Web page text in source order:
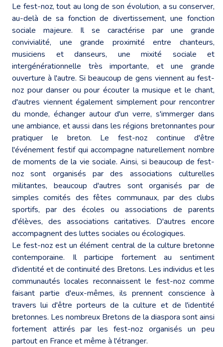
Le fest-noz, tout au long de son évolution, a su conserver,
au-delà de sa fonction de divertissement, une fonction
sociale majeure. Il se caractérise par une grande
convivialité, une grande proximité entre chanteurs,
musiciens et danseurs, une mixité sociale et
intergénérationnelle très importante, et une grande
ouverture à l'autre. Si beaucoup de gens viennent au fest-
noz pour danser ou pour écouter la musique et le chant,
d'autres viennent également simplement pour rencontrer
du monde, échanger autour d'un verre, s'immerger dans
une ambiance, et aussi dans les régions bretonnantes pour
pratiquer le breton. Le fest-noz continue d'être
l'événement festif qui accompagne naturellement nombre
de moments de la vie sociale. Ainsi, si beaucoup de fest-
noz sont organisés par des associations culturelles
militantes, beaucoup d'autres sont organisés par de
simples comités des fêtes communaux, par des clubs
sportifs, par des écoles ou associations de parents
d'élèves, des associations caritatives. D'autres encore
accompagnent des luttes sociales ou écologiques.
Le fest-noz est un élément central de la culture bretonne
contemporaine. Il participe fortement au sentiment
d'identité et de continuité des Bretons. Les individus et les
communautés locales reconnaissent le fest-noz comme
faisant partie d'eux-mêmes, ils prennent conscience à
travers lui d'être porteurs de la culture et de l'identité
bretonnes. Les nombreux Bretons de la diaspora sont ainsi
fortement attirés par les fest-noz organisés un peu
partout en France et même à l'étranger.